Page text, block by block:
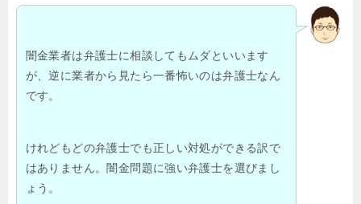
闇金業者は弁護士に相談してもムダといいます
が、逆に業者から見たら一番怖いのは弁護士なん
です。
けれどもどの弁護士でも正しい対処ができる訳で
はありません。闇金問題に強い弁護士を選びまし
ょう。